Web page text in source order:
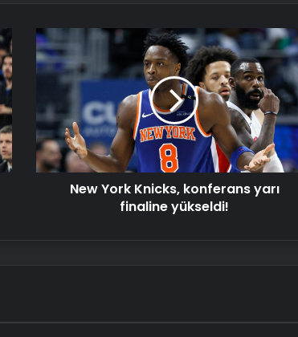
Reklam Ajansı, SEO Ajansı ve Web
Tasarım Ajansı
UETDS Nedir ? Uetds.com İle Akıllı
Dijital Taşımacılık Yazılımı
Datahost İle Güvenilir Sunucu
Hizmetleri
New
York
Knicks,
konferans
yarı
finaline
yükseldi!
New York Knicks, konferans yarı
finaline yükseldi!